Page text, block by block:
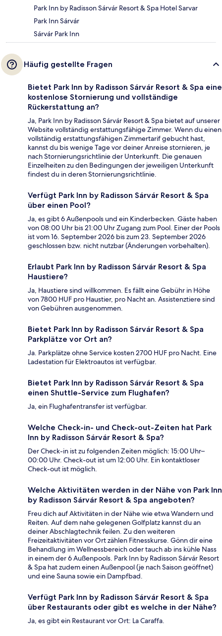
Park Inn by Radisson Sárvár Resort & Spa Hotel Sarvar
Park Inn Sárvár
Sárvár Park Inn
Häufig gestellte Fragen
Bietet Park Inn by Radisson Sárvár Resort & Spa eine
kostenlose Stornierung und vollständige
Rückerstattung an?
Ja, Park Inn by Radisson Sárvár Resort & Spa bietet auf unserer
Website vollständig erstattungsfähige Zimmer. Wenn du einen
vollständig erstattungsfähigen Zimmertarif gebucht hast,
kannst du bis wenige Tage vor deiner Anreise stornieren, je
nach Stornierungsrichtlinie der Unterkunft. Die genauen
Einzelheiten zu den Bedingungen der jeweiligen Unterkunft
findest du in deren Stornierungsrichtlinie.
Verfügt Park Inn by Radisson Sárvár Resort & Spa
über einen Pool?
Ja, es gibt 6 Außenpools und ein Kinderbecken. Gäste haben
von 08:00 Uhr bis 21:00 Uhr Zugang zum Pool. Einer der Pools
ist vom 16. September 2026 bis zum 23. September 2026
geschlossen bzw. nicht nutzbar (Änderungen vorbehalten).
Erlaubt Park Inn by Radisson Sárvár Resort & Spa
Haustiere?
Ja, Haustiere sind willkommen. Es fällt eine Gebühr in Höhe
von 7800 HUF pro Haustier, pro Nacht an. Assistenztiere sind
von Gebühren ausgenommen.
Bietet Park Inn by Radisson Sárvár Resort & Spa
Parkplätze vor Ort an?
Ja. Parkplätze ohne Service kosten 2700 HUF pro Nacht. Eine
Ladestation für Elektroautos ist verfügbar.
Bietet Park Inn by Radisson Sárvár Resort & Spa
einen Shuttle-Service zum Flughafen?
Ja, ein Flughafentransfer ist verfügbar.
Welche Check-in- und Check-out-Zeiten hat Park
Inn by Radisson Sárvár Resort & Spa?
Der Check-in ist zu folgenden Zeiten möglich: 15:00 Uhr–
00:00 Uhr. Check-out ist um 12:00 Uhr. Ein kontaktloser
Check-out ist möglich.
Welche Aktivitäten werden in der Nähe von Park Inn
by Radisson Sárvár Resort & Spa angeboten?
Freu dich auf Aktivitäten in der Nähe wie etwa Wandern und
Reiten. Auf dem nahe gelegenen Golfplatz kannst du an
deiner Abschlagtechnik feilen. Zu den weiteren
Freizeitaktivitäten vor Ort zählen Fitnesskurse. Gönn dir eine
Behandlung im Wellnessbereich oder tauch ab ins kühle Nass
in einem der 6 Außenpools. Park Inn by Radisson Sárvár Resort
& Spa hat zudem einen Außenpool (je nach Saison geöffnet)
und eine Sauna sowie ein Dampfbad.
Verfügt Park Inn by Radisson Sárvár Resort & Spa
über Restaurants oder gibt es welche in der Nähe?
Ja, es gibt ein Restaurant vor Ort: La Caraffa.